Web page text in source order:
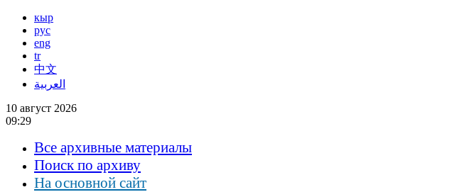
кыр
рус
eng
tr
中文
العربية
10 август 2026
09:29
Все архивные материалы
Поиск по архиву
На основной сайт